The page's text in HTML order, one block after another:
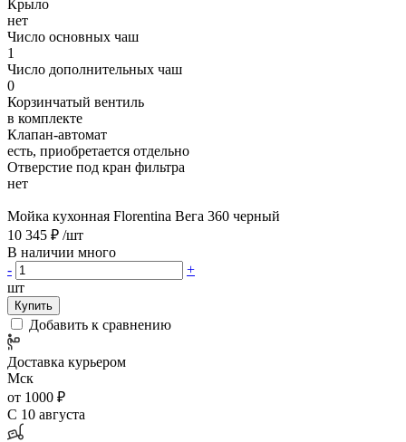
Крыло
нет
Число основных чаш
1
Число дополнительных чаш
0
Корзинчатый вентиль
в комплекте
Клапан-автомат
есть, приобретается отдельно
Отверстие под кран фильтра
нет
Мойка кухонная Florentina Вега 360 черный
10 345 ₽ /шт
В наличии много
-
+
шт
Купить
Добавить к сравнению
Доставка курьером
Мск
от 1000 ₽
С 10 августа